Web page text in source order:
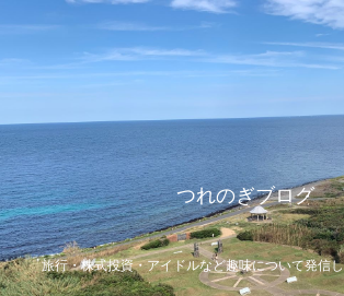
つれのぎブログ
旅行・株式投資・アイドルなど趣味について発信